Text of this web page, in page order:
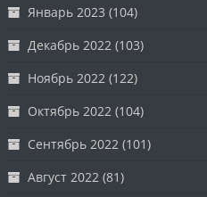
Январь 2023 (104)
Декабрь 2022 (103)
Ноябрь 2022 (122)
Октябрь 2022 (104)
Сентябрь 2022 (101)
Август 2022 (81)